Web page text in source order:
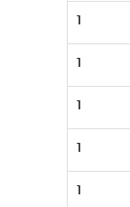
1
1
1
1
1